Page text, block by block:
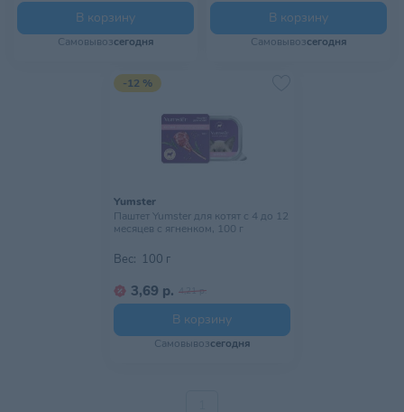
В корзину
Самовывозсегодня
В корзину
Самовывозсегодня
-12 %
Yumster
Паштет Yumster для котят с 4 до 12
месяцев с ягненком, 100 г
Вес: 100 г
3,69 р. 4,21 р.
В корзину
Самовывозсегодня